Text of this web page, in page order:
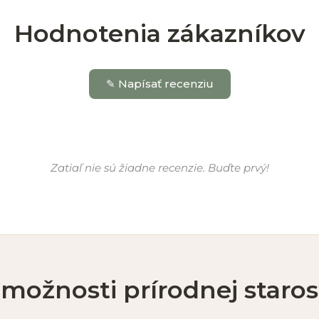
Hodnotenia zákazníkov
✎ Napísať recenziu
Zatiaľ nie sú žiadne recenzie. Buďte prvý!
prírodnej